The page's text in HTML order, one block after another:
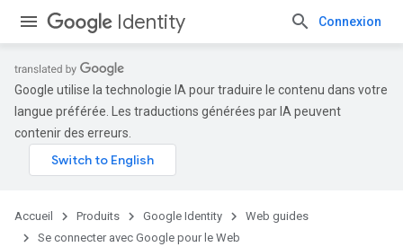
Identity Connexion
Google utilise la technologie IA pour traduire le contenu dans votre
langue préférée. Les traductions générées par IA peuvent
contenir des erreurs.
Accueil Produits Google Identity
Web guides
Se connecter avec Google pour le Web